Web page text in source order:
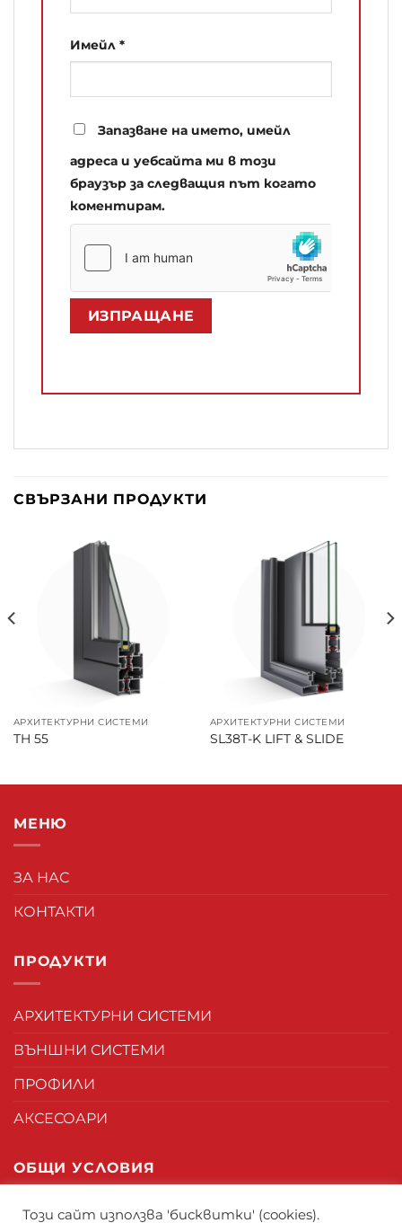
Имейл *
Запазване на името, имейл
адреса и уебсайта ми в този
браузър за следващия път когато
коментирам.
СВЪРЗАНИ ПРОДУКТИ
АРХИТЕКТУРНИ СИСТЕМИ
TH 55
АРХИТЕКТУРНИ СИСТЕМИ
SL38T-K LIFT & SLIDE
МЕНЮ
ЗА НАС
КОНТАКТИ
ПРОДУКТИ
АРХИТЕКТУРНИ СИСТЕМИ
ВЪНШНИ СИСТЕМИ
ПРОФИЛИ
АКСЕСОАРИ
ОБЩИ УСЛОВИЯ
Този сайт използва 'бисквитки' (cookies).